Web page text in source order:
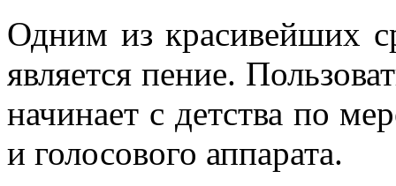
Одним из красивейших
является пение.
начинает с детства по
и голосового аппарата.